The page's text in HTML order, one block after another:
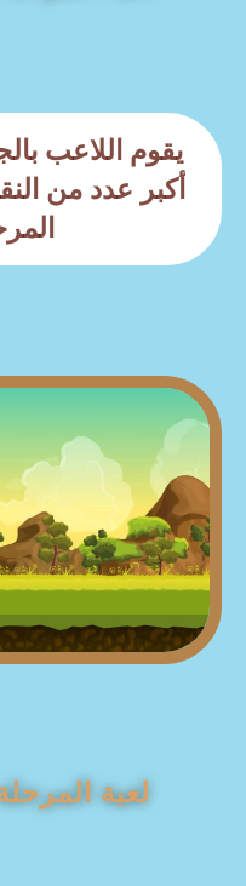
يقوم اللاعب
أكبر عدد من
لعبة